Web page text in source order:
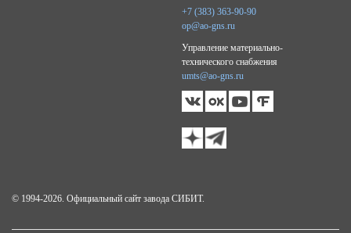
© 1994-2026. Официальный сайт завода СИБИТ.
+7 (383) 363-90-90
op@ao-gns.ru
Управление материально-
технического снабжения
umts@ao-gns.ru